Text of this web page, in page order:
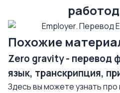
Похожие
Zero gravity - перевод
язык, транскрипция,
Здесь вы можете узнать